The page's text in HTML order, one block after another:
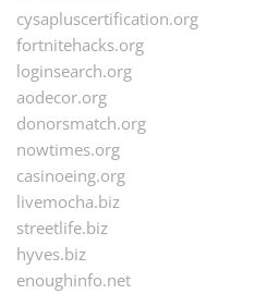
cysapluscertification.org
fortnitehacks.org
loginsearch.org
aodecor.org
donorsmatch.org
nowtimes.org
casinoeing.org
livemocha.biz
streetlife.biz
hyves.biz
enoughinfo.net